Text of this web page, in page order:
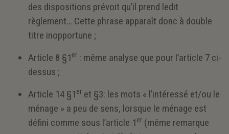
des dispositions prévoit qu’il prend ledit
règlement… Cette phrase apparaît donc à double
titre inopportune ;
Article 8 §1er : même analyse que pour l’article 7 ci-
dessus ;
Article 14 §1er et §3: les mots « l’intéressé et/ou le
ménage » a peu de sens, lorsque le ménage est
défini comme sous l’article 1er (même remarque